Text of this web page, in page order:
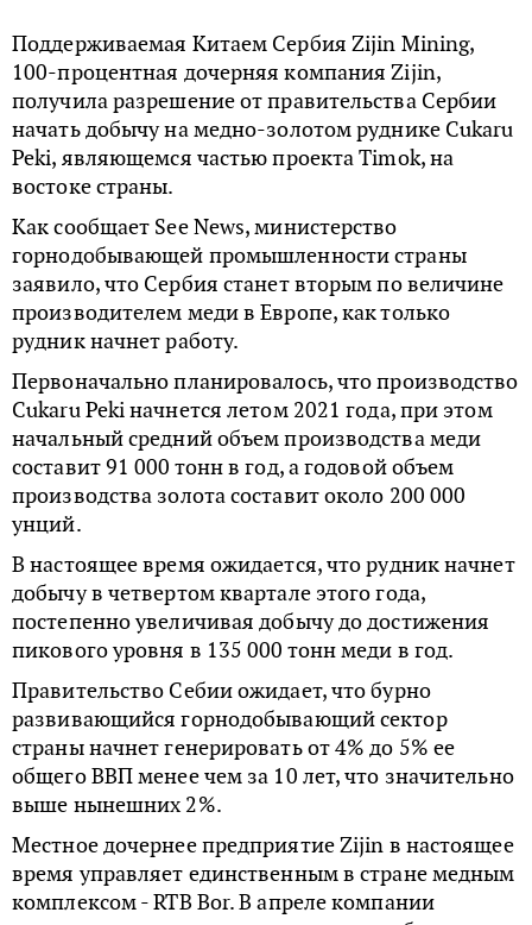
Поддерживаемая Китаем Сербия Zijin Mining,
100-процентная дочерняя компания Zijin,
получила разрешение от правительства Сербии
начать добычу на медно-золотом руднике Cukaru
Peki, являющемся частью проекта Timok, на
востоке страны.
Как сообщает See News, министерство
горнодобывающей промышленности страны
заявило, что Сербия станет вторым по величине
производителем меди в Европе, как только
рудник начнет работу.
Первоначально планировалось, что производство
Cukaru Peki начнется летом 2021 года, при этом
начальный средний объем производства меди
составит 91 000 тонн в год, а годовой объем
производства золота составит около 200 000
унций.
В настоящее время ожидается, что рудник начнет
добычу в четвертом квартале этого года,
постепенно увеличивая добычу до достижения
пикового уровня в 135 000 тонн меди в год.
Правительство Себии ожидает, что бурно
развивающийся горнодобывающий сектор
страны начнет генерировать от 4% до 5% ее
общего ВВП менее чем за 10 лет, что значительно
выше нынешних 2%.
Местное дочернее предприятие Zijin в настоящее
время управляет единственным в стране медным
комплексом - RTB Bor. В апреле компании